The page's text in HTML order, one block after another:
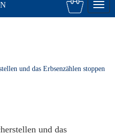
und das